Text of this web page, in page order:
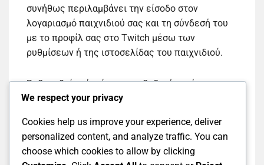
συνήθως περιλαμβάνει την είσοδο στον
λογαριασμό παιχνιδιού σας και τη σύνδεσή του
με το προφίλ σας στο Twitch μέσω των
ρυθμίσεων ή της ιστοσελίδας του παιχνιδιού.
Βεβαιωθείτε ότι έχετε επιβεβαιώσει ότι η
σύνδεση ήταν επιτυχής, καθώς οι μη
Ορισμένα παιχνίδια μπορεί να απαιτούν να
ανανεώνετε τη σύνδεσή σας περιοδικά, οπότε
παρακολουθήστε τις ρυθμίσεις του λογαριασμού
We respect your privacy
Cookies help us improve your experience, deliver
personalized content, and analyze traffic. You can
choose which cookies to allow by clicking